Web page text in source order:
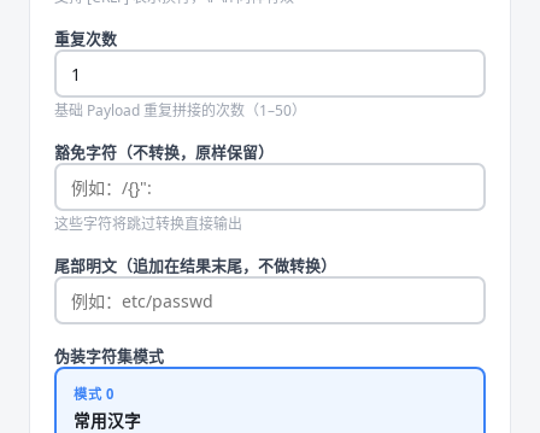
重复次数
基础 Payload 重复拼接的次数（1–50）
豁免字符（不转换，原样保留）
这些字符将跳过转换直接输出
尾部明文（追加在结果末尾，不做转换）
伪装字符集模式
模式 0
常用汉字